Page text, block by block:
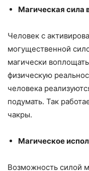
Магическая сила
Человек с
могущественной
магически
физическую
человека
подумать. Так
чакры.
Магическое
Возможность силой